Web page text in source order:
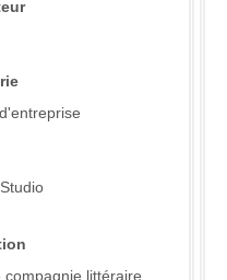
compagnie littéraire